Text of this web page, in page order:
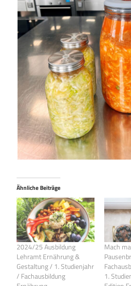
Ähnliche Beiträge
2024/25 Ausbildung
Lehramt Ernährung &
Gestaltung / 1. Studienjahr
/ Fachausbildung
Mach
1.